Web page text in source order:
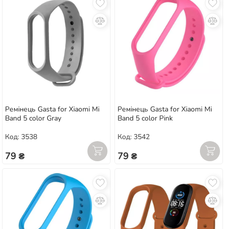
Ремінець Gasta for Xiaomi Mi
Band 5 color Gray
Код: 3538
79 ₴
Ремінець Gasta for Xiaomi Mi
Band 5 color Pink
Код: 3542
79 ₴